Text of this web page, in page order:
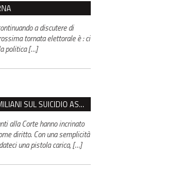
a discutere di
tornata elettorale è : ci
politica […]
AFFONDO DEI VESCOVI EMILIANI SUL SUICIDIO ASSISTITO: “È CONTRO IL VALORE DELLA PERSONA”
alla Corte hanno incrinato
diritto. Con una semplicità
una pistola carica, […]